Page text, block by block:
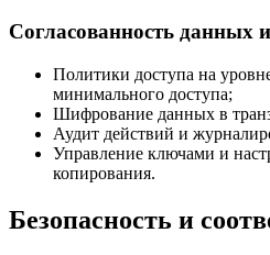
Согласованность данных
Политики доступа на
минимального доступа;
Шифрование данных в
Аудит действий и
Управление ключами и
копирования.
Безопасность и